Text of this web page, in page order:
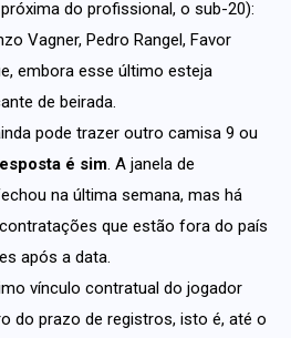
do profissional, o sub-20):
Vagner, Pedro Rangel, Favor
embora esse último esteja
de beirada.
pode trazer outro camisa 9 ou
é sim . A janela de
na última semana, mas há
que estão fora do país
após a data.
vínculo contratual do jogador
do prazo de registros, isto é, até o